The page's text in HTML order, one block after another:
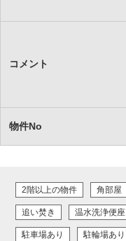
コメント
物件No
2階以上の物件 角部屋
追い焚き 温水洗浄便座
駐車場あり 駐輪場あり